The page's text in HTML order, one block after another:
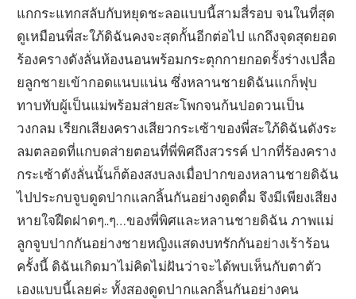
แกกระแทกสลับกับหยุดชะลอแบบนี้สามสี่รอบ จนในที่สุด
ดูเหมือนพี่สะใภ้ดิฉันคงจะสุดกั้นอีกต่อไป แกถึงจุดสุดยอด
ร้องครางดังลั่นห้องนอนพร้อมกระตุกกายกอดรั้งร่างเปลื่อ
ยลูกชายเข้ากอดแนบแน่น ซึ่งหลานชายดิฉันแกก็ฟุบ
ทาบทับผู้เป็นแม่พร้อมส่ายสะโพกจนก้นปอดวนเป็น
วงกลม เรียกเสียงครางเสียวกระเซ้าของพี่สะใภ้ดิฉันดังระ
ลมตลอดที่แกบดส่ายตอนที่พี่พิศถึงสวรรค์ ปากที่ร้องคราง
กระเซ้าดังลั่นนั้นก็ต้องสงบลงเมื่อปากของหลานชายดิฉัน
ไปประกบจูบดูดปากแลกลิ้นกันอย่างดูดดื่ม จึงมีเพียงเสียง
หายใจฝืดฝาดๆ..ๆ…ของพี่พิศและหลานชายดิฉัน ภาพแม่
ลูกจูบปากกันอย่างชายหญิงแสดงบทรักกันอย่างเร้าร้อน
ครั้งนี้ ดิฉันเกิดมาไม่คิดไม่ฝันว่าจะได้พบเห็นกับตาตัว
เองแบบนี้เลยค่ะ ทั้งสองดูดปากแลกลิ้นกันอย่างคน